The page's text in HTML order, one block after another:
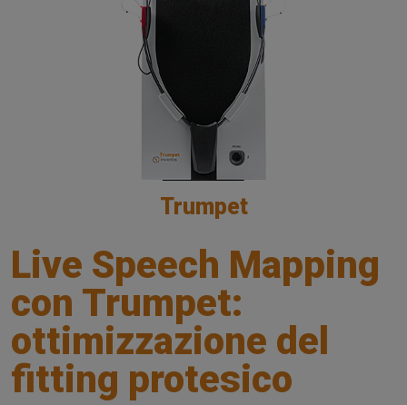
Trumpet
Live Speech Mapping
con Trumpet:
ottimizzazione del
fitting protesico